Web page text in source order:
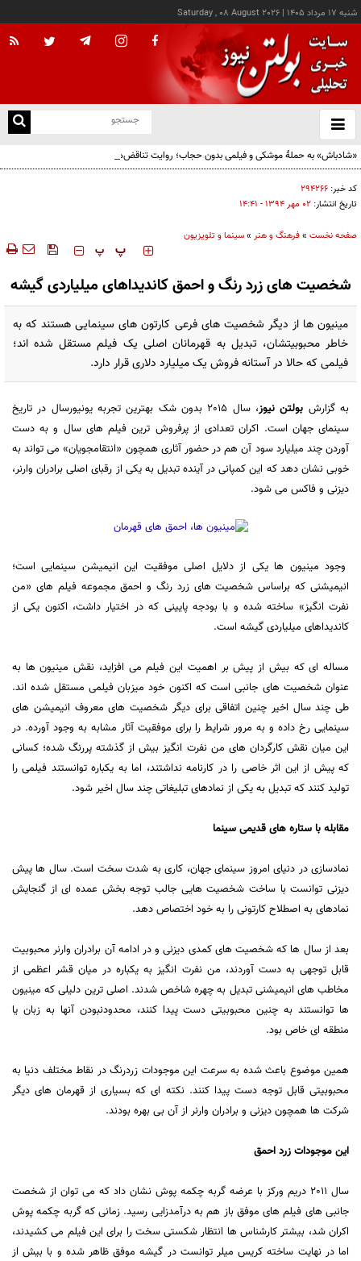
شنبه ۱۷ مرداد ۱۴۰۵ |
Saturday , 08 August 2026
باز
و
«شادباش» به حملۀ موشکی و فیلمی بدون حجاب؛ روایت تناقض‌های محسن قرایی
کد خبر: ۲۹۴۲۶۶
تاریخ انتشار: ۰۲ مهر ۱۳۹۴ - ۱۴:۴۱
صفحه نخست »فرهنگ و هنر »سینما و تلویزیون
‍‍‍ پ پ
شخصیت های زرد رنگ و احمق کاندیداهای میلیاردی گیشه
مینیون ها از دیگر شخصیت های فرعی کارتون های سینمایی هستند که به
خاطر محبوبیتشان، تبدیل به قهرمانان اصلی یک فیلم مستقل شده اند؛
فیلمی که حالا در آستانه فروش یک میلیارد دلاری قرار دارد.
به گزارش بولتن نیوز
، سال 2015 بدون شک بهترین تجربه یونیورسال در تاریخ
سینمای جهان است. اکران تعدادی از پرفروش ترین فیلم های سال و به دست
آوردن چند میلیارد سود آن هم در حضور آثاری همچون «انتقامجویان» می تواند به
خوبی نشان دهد که این کمپانی در آینده تبدیل به یکی از رقبای اصلی برادران وارنر،
دیزنی و فاکس می شود.
وجود مینیون ها یکی از دلایل اصلی موفقیت این انیمیشن سینمایی است؛
انیمیشنی که براساس شخصیت های زرد رنگ و احمق مجموعه فیلم های «من
نفرت انگیز» ساخته شده و با بودجه پایینی که در اختیار داشت، اکنون یکی از
کاندیداهای میلیاردی گیشه است.
مساله ای که بیش از پیش بر اهمیت این فیلم می افزاید، نقش مینیون ها به
عنوان شخصیت های جانبی است که اکنون خود میزبان فیلمی مستقل شده اند.
طی چند سال اخیر چنین اتفاقی برای دیگر شخصیت های معروف انیمیشن های
سینمایی رخ داده و به مرور شرایط را برای موفقیت آثار مشابه به وجود آورده. در
این میان نقش کارگردان های من نفرت انگیز بیش از گذشته پررنگ شده؛ کسانی
که پیش از این اثر خاصی را در کارنامه نداشتند، اما به یکباره توانستند فیلمی را
تولید کنند که تبدیل به یکی از نمادهای تبلیغاتی چند سال اخیر شود.
مقابله با ستاره های قدیمی سینما
نمادسازی در دنیای امروز سینمای جهان، کاری به شدت سخت است. سال ها پیش
دیزنی توانست با ساخت شخصیت هایی جالب توجه بخش عمده ای از گنجایش
نمادهای به اصطلاح کارتونی را به خود اختصاص دهد.
بعد از سال ها که شخصیت های کمدی دیزنی و در ادامه آن برادران وارنر محبوبیت
قابل توجهی به دست آوردند، من نفرت انگیز به یکباره در میان قشر اعظمی از
مخاطب های انیمیشنی تبدیل به چهره شاخص شدند. اصلی ترین دلیلی که مینیون
ها توانستند به چنین محبوبیتی دست پیدا کنند، محدودنبودن آنها به زبان یا
منطقه ای خاص بود.
همین موضوع باعث شده به سرعت این موجودات زردرنگ در نقاط مختلف دنیا به
محبوبیتی قابل توجه دست پیدا کنند. نکته ای که بسیاری از قهرمان های دیگر
شرکت ها همچون دیزنی و برادران وارنر از آن بی بهره بودند.
این موجودات زرد احمق
سال 2011 دریم ورکز با عرضه گربه چکمه پوش نشان داد که می توان از شخصت
جانبی های فیلم های موفق باز هم به درآمدزایی رسید. زمانی که گربه چکمه پوش
اکران شد، بیشتر کارشناس ها انتظار شکستی سخت را برای این فیلم می کشیدند،
اما در نهایت ساخته کریس میلر توانست در گیشه موفق ظاهر شده و با بیش از